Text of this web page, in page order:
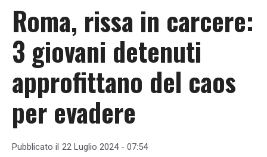
Roma, rissa in carcere:
3 giovani detenuti
approfittano del caos
per evadere
Pubblicato il 22 Luglio 2024 - 07:54